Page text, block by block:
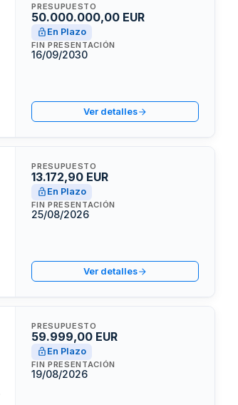
PRESUPUESTO
50.000.000,00 EUR
En Plazo
FIN PRESENTACIÓN
16/09/2030
Ver detalles
PRESUPUESTO
13.172,90 EUR
En Plazo
FIN PRESENTACIÓN
25/08/2026
Ver detalles
PRESUPUESTO
59.999,00 EUR
En Plazo
FIN PRESENTACIÓN
19/08/2026